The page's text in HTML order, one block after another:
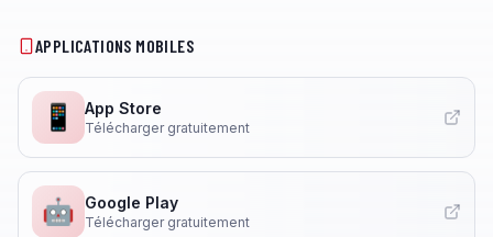
APPLICATIONS MOBILES
📱 App Store
Télécharger gratuitement
🤖 Google Play
Télécharger gratuitement